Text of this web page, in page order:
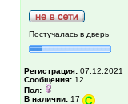
Постучалась в дверь
Регистрация: 07.12.2021
Сообщения: 12
Пол:
В наличии: 17